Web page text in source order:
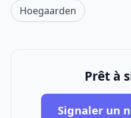
Hoegaarden
Prêt à
Signaler un